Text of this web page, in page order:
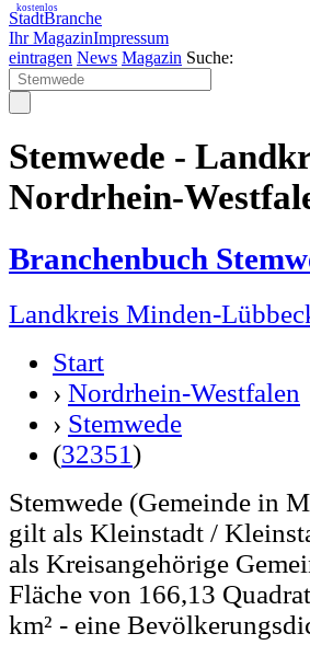
StadtBranche
Ihr MagazinImpressum
kostenlos
eintragen News Magazin Suche:
Stemwede -
Nordrhein-
Branchenbuch
Landkreis Minden-
Start
› Nordrhein-Westfalen
› Stemwede
(32351)
Stemwede (Gemeinde in
gilt als Kleinstadt /
als Kreisangehörige
Fläche von 166,13
km² - eine